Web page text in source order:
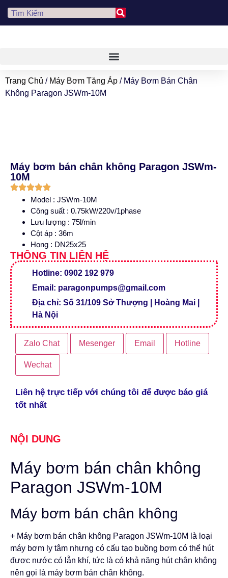
Trang Chủ / Máy Bơm Tăng Áp / Máy Bơm Bán Chân
Không Paragon JSWm-10M
Máy bơm bán chân không Paragon JSWm-
10M
Model : JSWm-10M
Công suất : 0.75kW/220v/1phase
Lưu lượng : 75l/min
Cột áp : 36m
Họng : DN25x25
THÔNG TIN LIÊN HỆ
Hotline: 0902 192 979
Email: paragonpumps@gmail.com
Địa chỉ: Số 31/109 Sở Thượng | Hoàng Mai |
Hà Nội
Zalo Chat Mesenger Email Hotline
Wechat
Liên hệ trực tiếp với chúng tôi để được báo giá
tốt nhất
NỘI DUNG
Máy bơm bán chân không
Paragon JSWm-10M
Máy bơm bán chân không
+ Máy bơm bán chân không Paragon JSWm-10M là loại
máy bơm ly tâm nhưng có cấu tạo buồng bơm có thể hút
được nước có lẫn khí, tức là có khả năng hút chân không
nên gọi là máy bơm bán chân không.